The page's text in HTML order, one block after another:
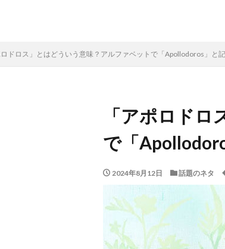
ロドロス」とはどういう意味？アルファベットで「Apollodoros」と記
「アポロド
で「
2024年8月12日 話題のネタ